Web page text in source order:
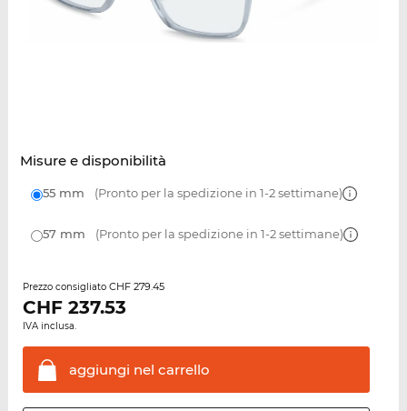
Misure e disponibilità
55 mm (Pronto per la spedizione in 1-2 settimane)
57 mm (Pronto per la spedizione in 1-2 settimane)
Prezzo consigliato CHF 279.45
CHF 237.53
IVA inclusa.
aggiungi nel carrello